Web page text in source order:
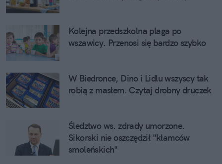
Kolejna przedszkolna plaga po
wszawicy. Przenosi się bardzo szybko
W Biedronce, Dino i Lidlu wszyscy tak
robią z masłem. Czytaj drobny druczek
Śledztwo ws. zdrady umorzone.
Sikorski nie oszczędził "kłamców
smoleńskich"